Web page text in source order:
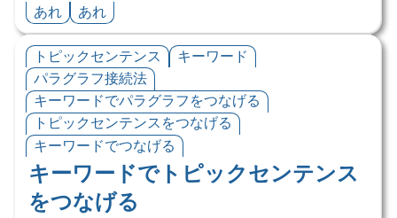
あれ あれ
トピックセンテンス
キーワード
パラグラフ接続法
キーワードでパラグラフをつなげる
トピックセンテンスをつなげる
キーワードでつなげる
キーワードでトピックセンテンス
をつなげる